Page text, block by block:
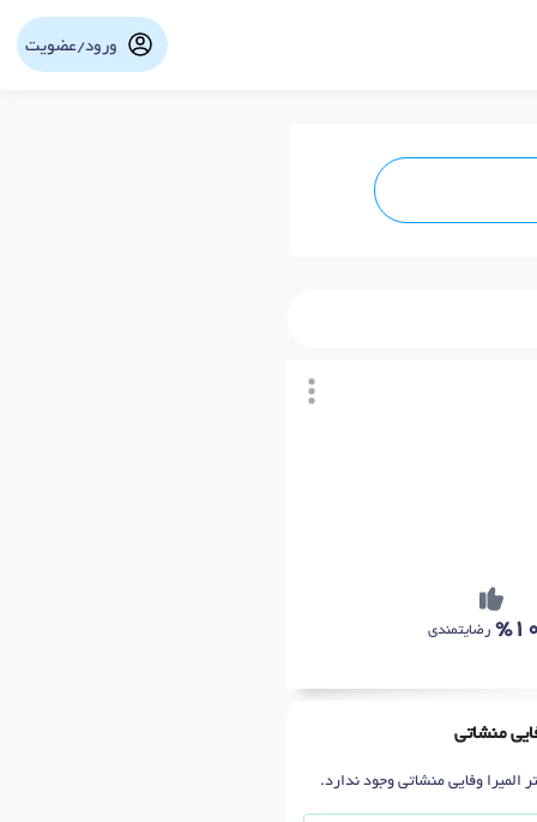
ورود/عضویت
رضایتمندی
منشاتی
المیرا وفایی منشاتی وجود ندارد.